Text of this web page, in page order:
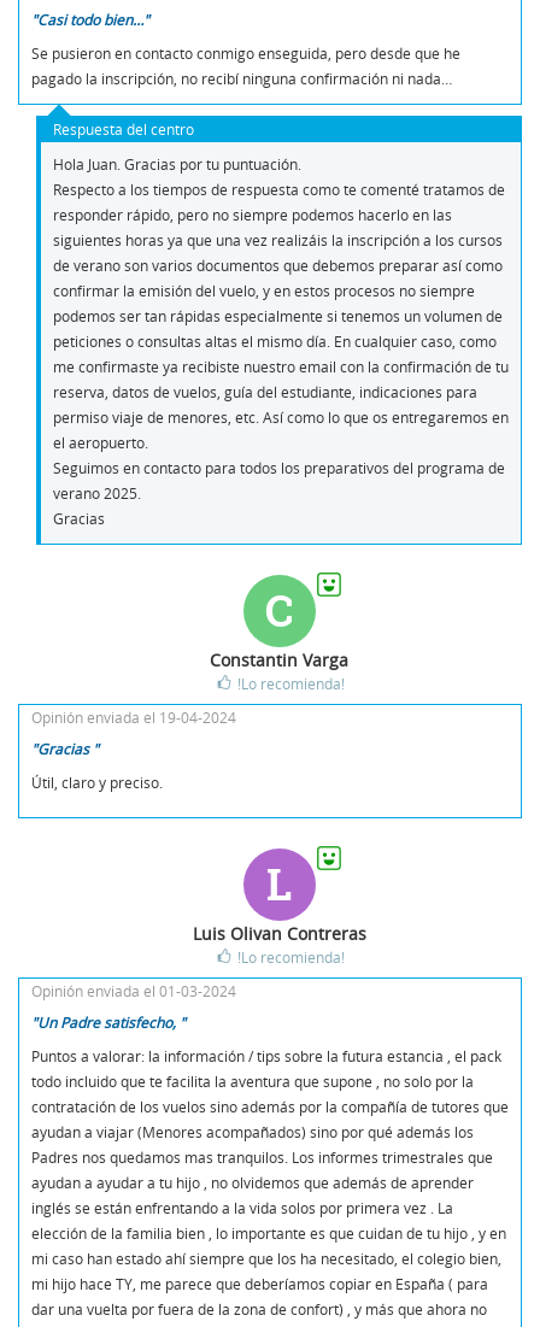
"Casi todo bien…"
Se pusieron en contacto conmigo enseguida, pero desde que he
pagado la inscripción, no recibí ninguna confirmación ni nada…
Respuesta del centro
Hola Juan. Gracias por tu puntuación.
Respecto a los tiempos de respuesta como te comenté tratamos de
responder rápido, pero no siempre podemos hacerlo en las
siguientes horas ya que una vez realizáis la inscripción a los cursos
de verano son varios documentos que debemos preparar así como
confirmar la emisión del vuelo, y en estos procesos no siempre
podemos ser tan rápidas especialmente si tenemos un volumen de
peticiones o consultas altas el mismo día. En cualquier caso, como
me confirmaste ya recibiste nuestro email con la confirmación de tu
reserva, datos de vuelos, guía del estudiante, indicaciones para
permiso viaje de menores, etc. Así como lo que os entregaremos en
el aeropuerto.
Seguimos en contacto para todos los preparativos del programa de
verano 2025.
Gracias
C
Constantin Varga
!Lo recomienda!
Opinión enviada el 19-04-2024
"Gracias "
Útil, claro y preciso.
L
Luis Olivan Contreras
!Lo recomienda!
Opinión enviada el 01-03-2024
"Un Padre satisfecho, "
Puntos a valorar: la información / tips sobre la futura estancia , el pack
todo incluido que te facilita la aventura que supone , no solo por la
contratación de los vuelos sino además por la compañía de tutores que
ayudan a viajar (Menores acompañados) sino por qué además los
Padres nos quedamos mas tranquilos. Los informes trimestrales que
ayudan a ayudar a tu hijo , no olvidemos que además de aprender
inglés se están enfrentando a la vida solos por primera vez . La
elección de la familia bien , lo importante es que cuidan de tu hijo , y en
mi caso han estado ahí siempre que los ha necesitado, el colegio bien,
mi hijo hace TY, me parece que deberíamos copiar en España ( para
dar una vuelta por fuera de la zona de confort) , y más que ahora no